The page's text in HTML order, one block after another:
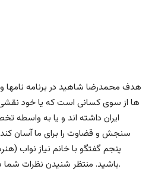
هدف محمدرضا شاهید در برنامه نامها و
ها از سوی کسانی است که یا خود نقشی
ایران داشته اند و یا به واسطه
سنجش و قضاوت را برای ما آسان
پنجم گفتگو با خانم نیاز نواب
باشید. منتظر شنیدن نظرات شما در ارتباط با این برنامه هستیم.